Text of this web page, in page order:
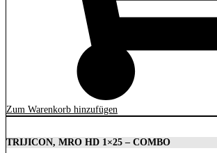
Zum Warenkorb hinzufügen
TRIJICON, MRO HD 1×25 – COMBO